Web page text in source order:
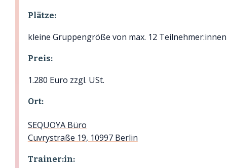
Plätze:
kleine Gruppengröße von max. 12 Teilnehmer:innen
Preis:
1.280 Euro zzgl. USt.
Ort:
SEQUOYA Büro
Cuvrystraße 19, 10997 Berlin
Trainer:in: